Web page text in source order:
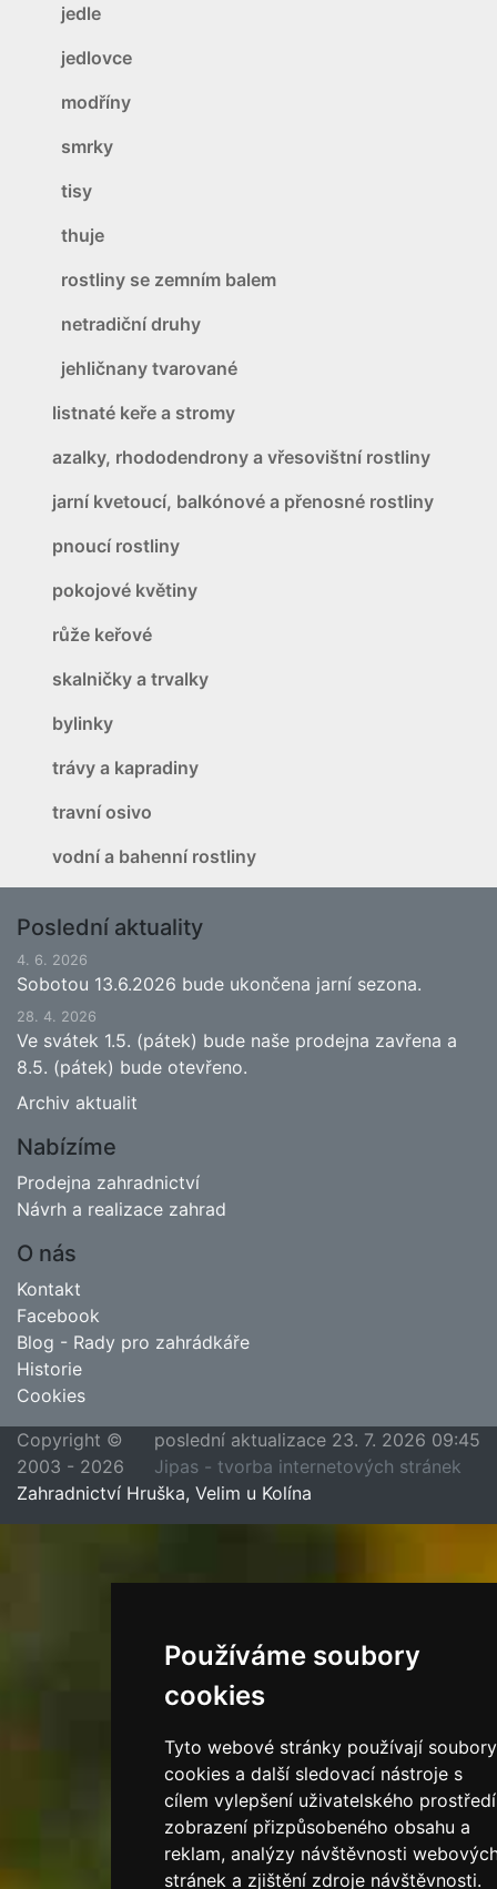
Používáme soubory
cookies
Tyto webové stránky používají soubory
cookies a další sledovací nástroje s
cílem vylepšení uživatelského
zobrazení přizpůsobeného obsahu a
reklam, analýzy návštěvnosti
stránek a zjištění zdroje návštěvnosti.
jedle
jedlovce
modříny
smrky
tisy
thuje
rostliny se zemním balem
netradiční druhy
jehličnany tvarované
listnaté keře a stromy
azalky, rhododendrony a vřesovištní rostliny
jarní kvetoucí, balkónové a přenosné rostliny
pnoucí rostliny
pokojové květiny
růže keřové
skalničky a trvalky
bylinky
trávy a kapradiny
travní osivo
vodní a bahenní rostliny
Poslední aktuality
4. 6. 2026
Sobotou 13.6.2026 bude ukončena jarní sezona.
28. 4. 2026
Ve svátek 1.5. (pátek) bude naše prodejna zavřena a
8.5. (pátek) bude otevřeno.
Archiv aktualit
Nabízíme
Prodejna zahradnictví
Návrh a realizace zahrad
O nás
Kontakt
Facebook
Blog - Rady pro zahrádkáře
Historie
Cookies
poslední aktualizace 23. 7. 2026 09:45
Jipas - tvorba internetových stránek
Copyright ©
2003 - 2026
Zahradnictví Hruška, Velim u Kolína